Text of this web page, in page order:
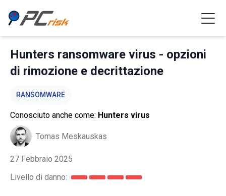
Hunters ransomware virus - opzioni
di rimozione e decrittazione
RANSOMWARE
Conosciuto anche come: Hunters virus
Tomas Meskauskas
27 Febbraio 2025
Livello di danno: